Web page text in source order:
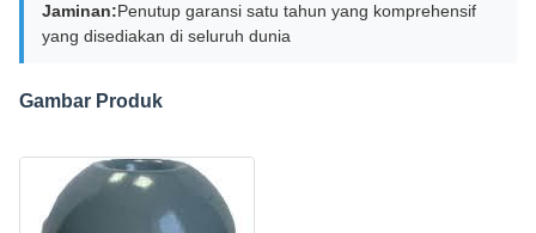
Jaminan:Penutup garansi satu tahun yang komprehensif
yang disediakan di seluruh dunia
Gambar Produk